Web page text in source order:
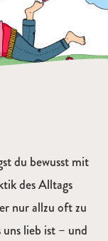
du bewusst mit
des Alltags
nur allzu oft zu
lieb ist – und